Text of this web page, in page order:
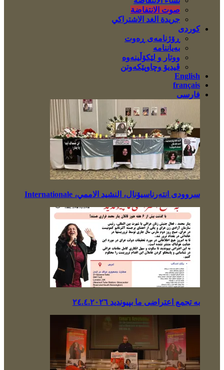
صوت الانتفاضة
جريدة الغد الاشتراكي
کوردی
ڕۆژنامەی ڕەوت
بەیاننامە
ووتار و لێکۆڵینەوە
ڤیدیۆ وچاوپێکەوتن
English
français
فارسی
سروودی انتەرناسیۆنال، النشيد الاممي، Internationale
بە تجمع اعتراضی ما بپیوندید ٢٤.٤.٢٠٢٦